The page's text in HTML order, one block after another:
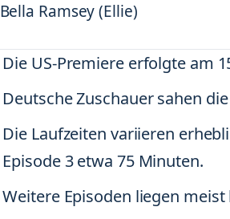
Bella Ramsey (Ellie)
Die US-Premiere erfolgte am
Deutsche Zuschauer sahen
Die Laufzeiten variieren
Episode 3 etwa 75 Minuten.
Weitere Episoden liegen meist